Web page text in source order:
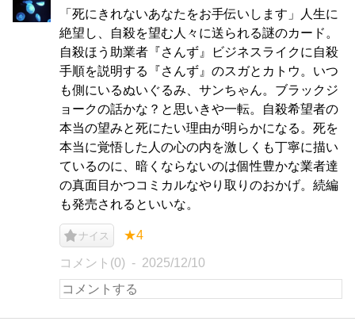
「死にきれないあなたをお手伝いします」人生に
絶望し、自殺を望む人々に送られる謎のカード。
自殺ほう助業者『さんず』ビジネスライクに自殺
手順を説明する『さんず』のスガとカトウ。いつ
も側にいるぬいぐるみ、サンちゃん。ブラックジ
ョークの話かな？と思いきや一転。自殺希望者の
本当の望みと死にたい理由が明らかになる。死を
本当に覚悟した人の心の内を激しくも丁寧に描い
ているのに、暗くならないのは個性豊かな業者達
の真面目かつコミカルなやり取りのおかげ。続編
も発売されるといいな。
ナイス ★4
コメント(0) 2025/12/10